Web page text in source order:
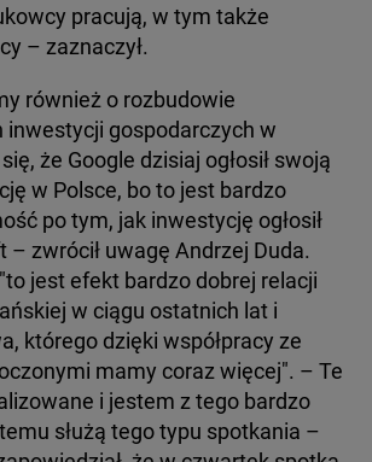
pracują, w tym także
– zaznaczył.
również o rozbudowie
inwestycji gospodarczych w
że Google dzisiaj ogłosił swoją
w Polsce, bo to jest bardzo
po tym, jak inwestycję ogłosił
zwrócił uwagę Andrzej Duda.
jest efekt bardzo dobrej relacji
w ciągu ostatnich lat i
którego dzięki współpracy ze
mamy coraz więcej". – Te
i jestem z tego bardzo
służą tego typu spotkania –